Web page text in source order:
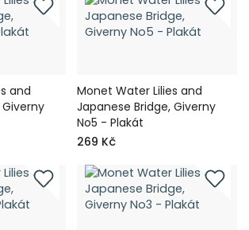
and
Monet Water Lilies and
Japanese Bridge, Giverny
No5 - Plakát
269 Kč